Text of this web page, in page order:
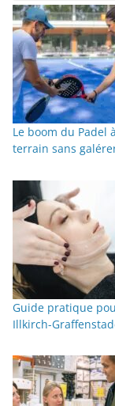
Le boom du Padel
terrain sans
Guide pratique
Illkirch-